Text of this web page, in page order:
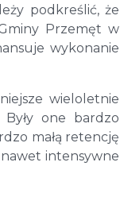
podkreślić, że
Przemęt w
wykonanie
wieloletnie
Były one bardzo
małą retencję
nawet intensywne